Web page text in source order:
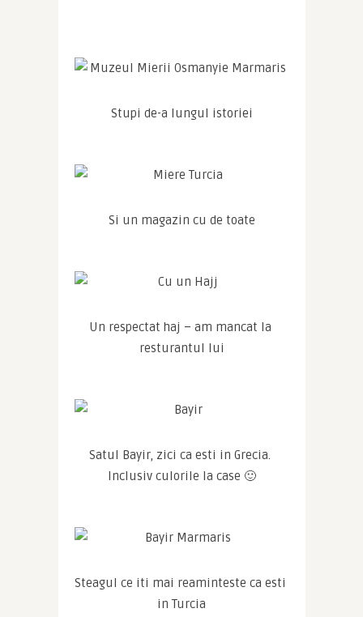
Stupi de-a lungul istoriei
Si un magazin cu de toate
Un respectat haj – am mancat la
resturantul lui
Satul Bayir, zici ca esti in Grecia.
Inclusiv culorile la case 🙂
Steagul ce iti mai reaminteste ca esti
in Turcia